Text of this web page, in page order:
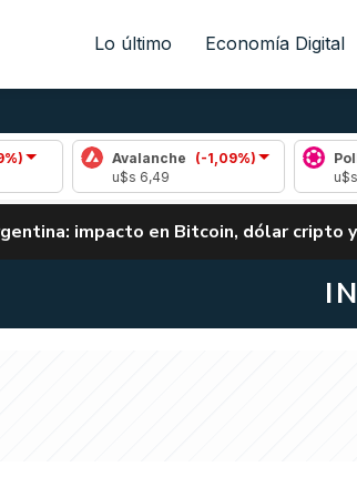
Lo último Economía Digital
Avalanche
(-1,09%)
Polkadot (-
impacto en Bitcoin, dólar cripto